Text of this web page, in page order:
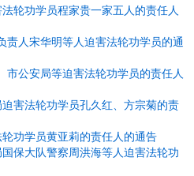
轮功学员程家贵一家五人的责任人
责人宋华明等人迫害法轮功学员的通
市公安局等迫害法轮功学员的责任人
害法轮功学员孔久红、方宗菊的责
功学员黄亚莉的责任人的通告
保大队警察周洪海等人迫害法轮功